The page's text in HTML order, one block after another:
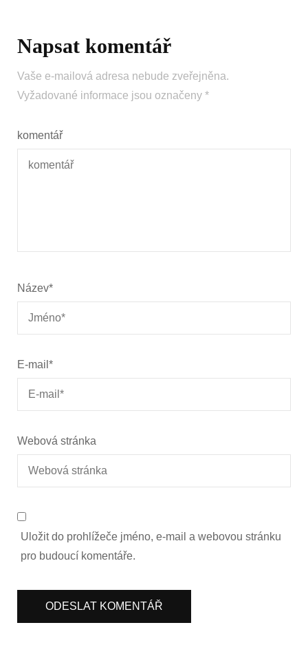
Napsat komentář
Vaše e-mailová adresa nebude zveřejněna.
Vyžadované informace jsou označeny *
komentář
Název*
E-mail *
Webová stránka
Uložit do prohlížeče jméno, e-mail a webovou stránku
pro budoucí komentáře.